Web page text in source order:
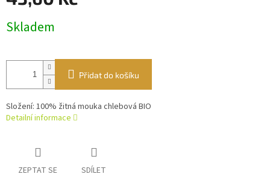
cena:
Skladem
Přidat do košíku
Složení: 100% žitná mouka chlebová BIO
Detailní informace
ZEPTAT SE SDÍLET